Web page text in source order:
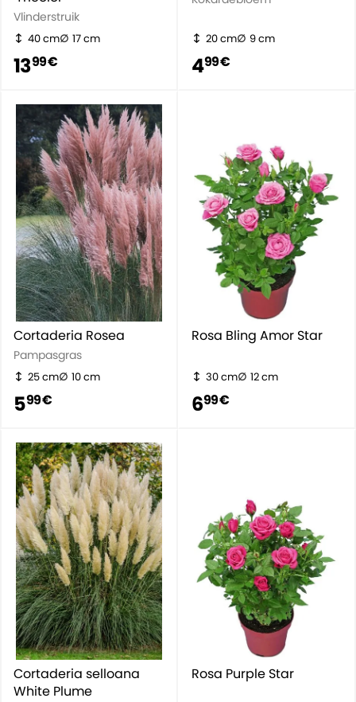
Vlinderstruik
40 cm 17 cm
1399 €
20 cm 9 cm
499 €
Cortaderia Rosea
Pampasgras
25 cm 10 cm
599 €
Rosa Bling Amor Star
30 cm 12 cm
699 €
Cortaderia selloana
White Plume
Rosa Purple Star